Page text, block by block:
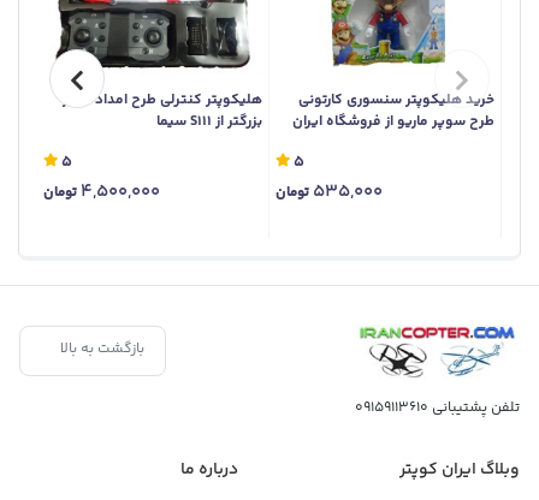
خرید هلیکوپتر سنسوری کارتونی
طرح سوپر ماریو از فروشگاه ایران
5
535,000 تومان
هلیکوپتر کنترلی طرح امداد سایز
بزرگتر از S111 سیما
5
4,500,000 تومان
بازگشت به بالا
تلفن پشتیبانی 09159113610
وبلاگ ایران کوپتر درباره ما